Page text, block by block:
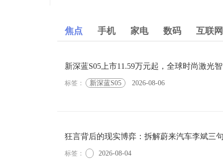
焦点 手机 家电 数码 互联
新深蓝S05上市11.59万元起，全球时尚激光
标签： 新深蓝S05 2026-08-06
狂言背后的现实博弈：拆解蔚来汽车李斌三
标签： 2026-08-04